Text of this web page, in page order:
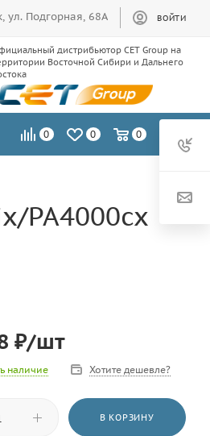
ул. Подгорная, 68А ВОЙТИ
дистрибьютор CET Group на
Восточной Сибири и Дальнего
0 0 0
PA4000cx
₽/шт
наличие Хотите дешевле?
В КОРЗИНУ